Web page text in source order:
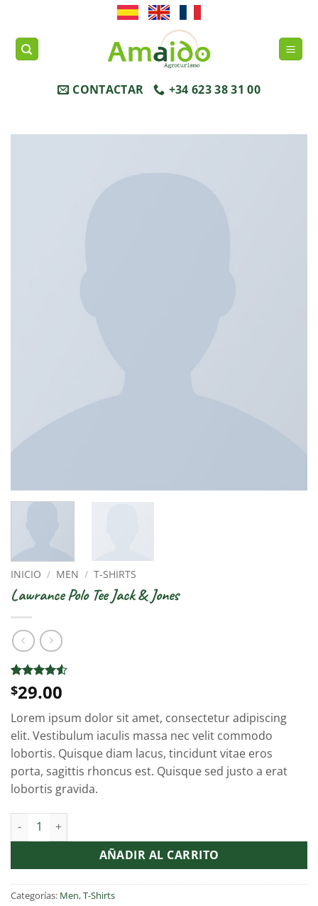
contenido
CONTACTAR +34 623 38 31 00
INICIO / MEN / T-SHIRTS
Lawrance Polo Tee Jack & Jones
Valorado
con4.5
base a
2
valoraciones
de clientes
$29.00
Lorem ipsum dolor sit amet, consectetur adipiscing
elit. Vestibulum iaculis massa nec velit commodo
lobortis. Quisque diam lacus, tincidunt vitae eros
porta, sagittis rhoncus est. Quisque sed justo a erat
lobortis gravida.
Lawrance Polo Tee Jack & Jones cantidad
AÑADIR AL CARRITO
Alternative:
Categorías: Men,T-Shirts